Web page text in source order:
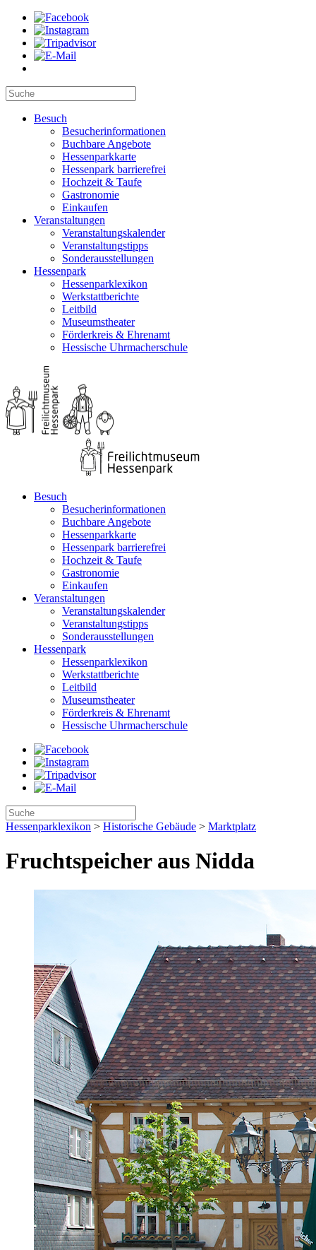
Besuch
Besucherinformationen
Buchbare Angebote
Hessenparkkarte
Hessenpark barrierefrei
Hochzeit & Taufe
Gastronomie
Einkaufen
Veranstaltungen
Veranstaltungskalender
Veranstaltungstipps
Sonderausstellungen
Hessenpark
Hessenparklexikon
Werkstattberichte
Leitbild
Museumstheater
Förderkreis & Ehrenamt
Hessische Uhrmacherschule
Besuch
Besucherinformationen
Buchbare Angebote
Hessenparkkarte
Hessenpark barrierefrei
Hochzeit & Taufe
Gastronomie
Einkaufen
Veranstaltungen
Veranstaltungskalender
Veranstaltungstipps
Sonderausstellungen
Hessenpark
Hessenparklexikon
Werkstattberichte
Leitbild
Museumstheater
Förderkreis & Ehrenamt
Hessische Uhrmacherschule
Hessenparklexikon > Historische Gebäude > Marktplatz
Fruchtspeicher aus Nidda